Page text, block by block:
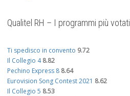
Qualitel RH – I programmi più votati
Ti spedisco in convento 9.72
Il Collegio 4 8.82
Pechino Express 8 8.64
Eurovision Song Contest 2021 8.62
Il Collegio 5 8.53